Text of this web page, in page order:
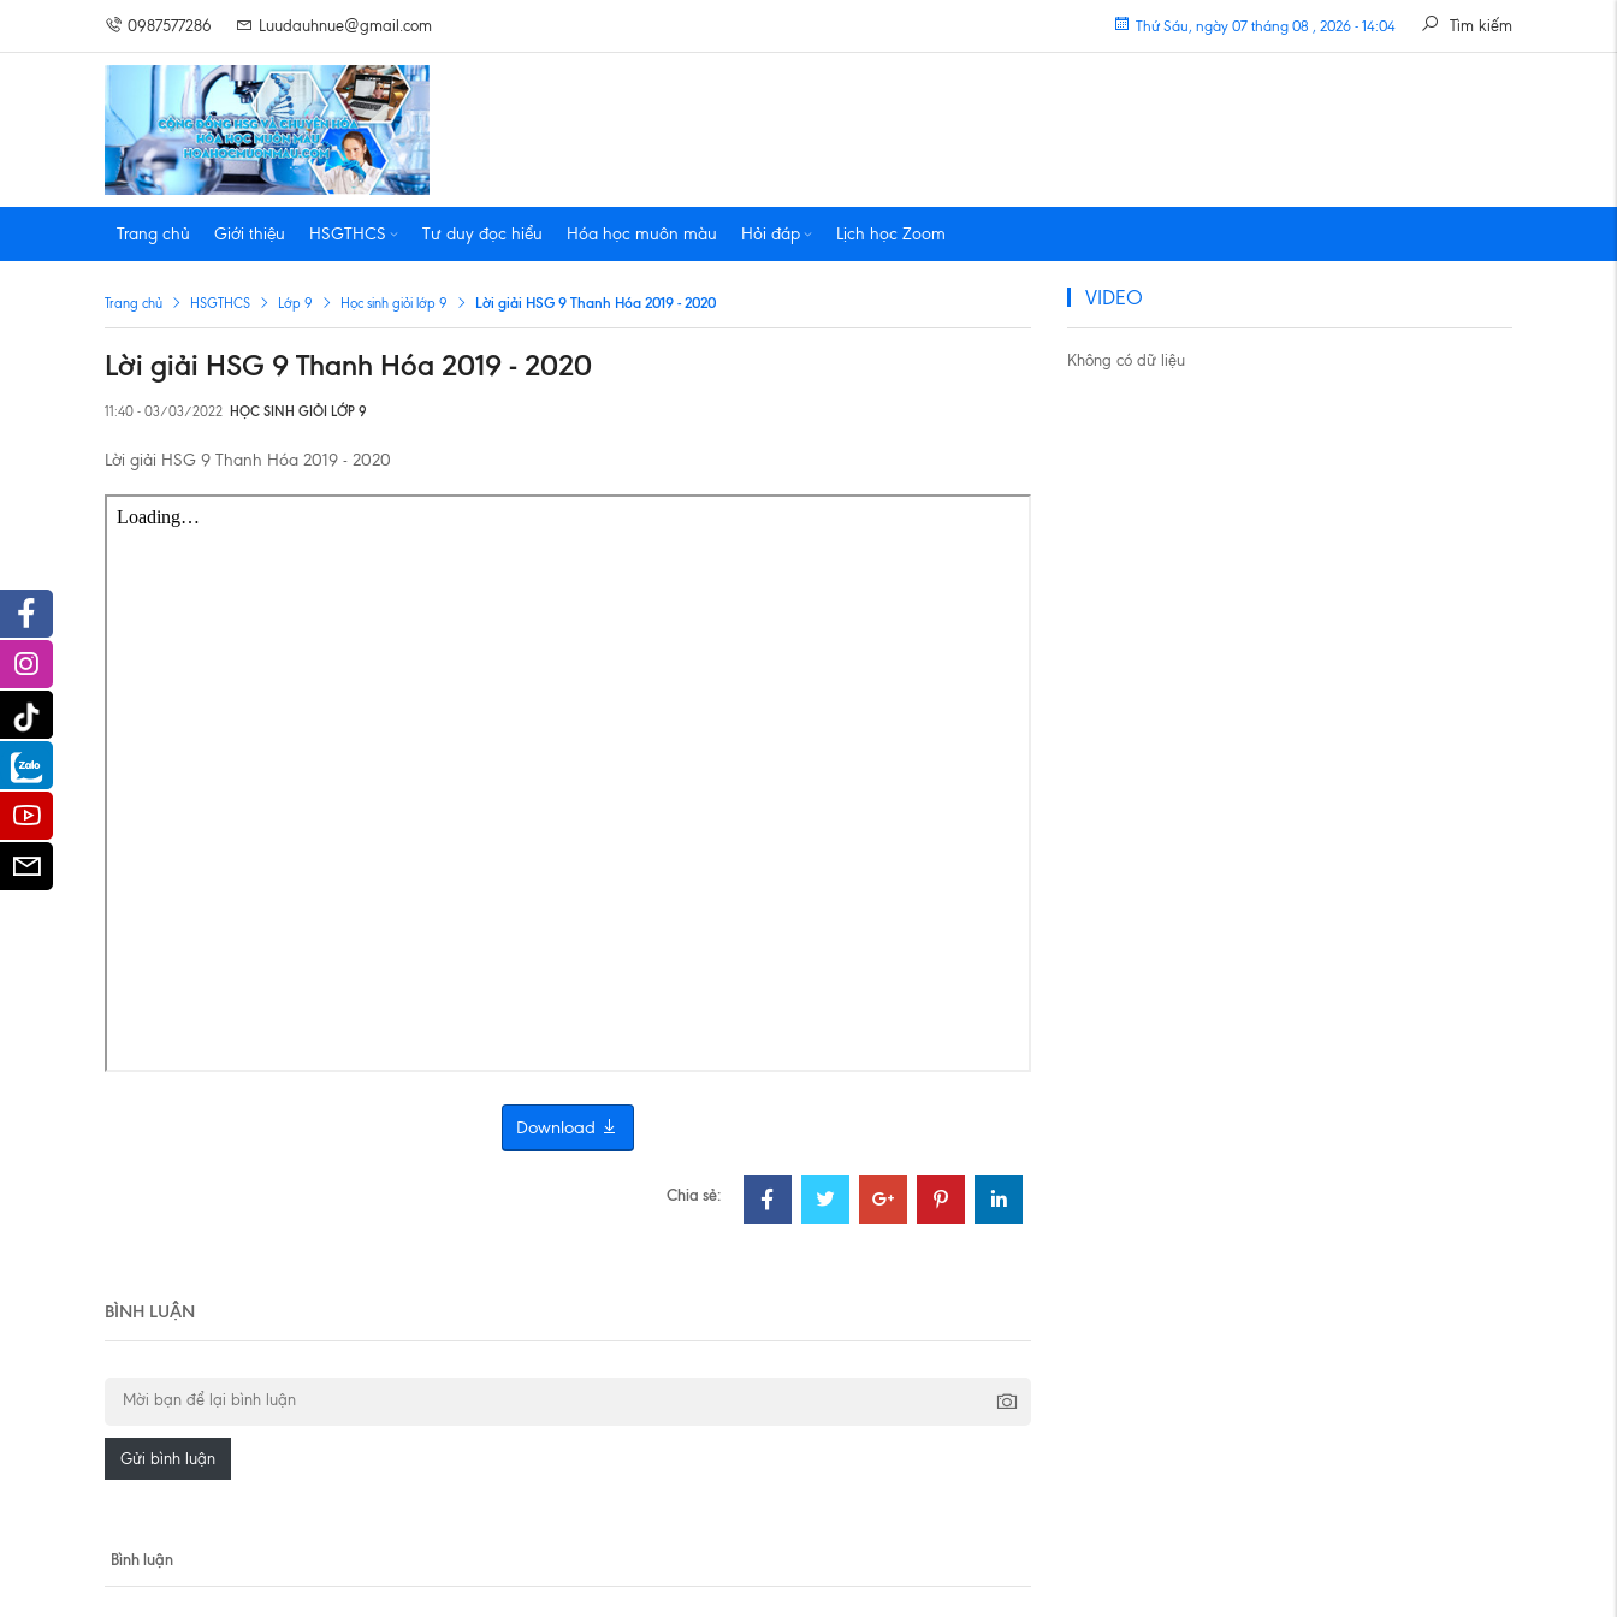
0987577286 Luudauhnue@gmail.com Tìm kiếm
Thứ Sáu, ngày 07 tháng 08 , 2026 - 14:04
Trang chủ Giới thiệu HSGTHCS Tư duy đọc hiểu Hóa học muôn màu Hỏi đáp Lịch học Zoom
Trang chủ HSGTHCS Lớp 9 Học sinh giỏi lớp 9 Lời giải HSG 9 Thanh Hóa 2019 - 2020
Lời giải HSG 9 Thanh Hóa 2019 - 2020
11:40 - 03/03/2022 HỌC SINH GIỎI LỚP 9
Lời giải HSG 9 Thanh Hóa 2019 - 2020
Download
Chia sẻ:
BÌNH LUẬN
Gửi bình luận
Bình luận
VIDEO
Không có dữ liệu